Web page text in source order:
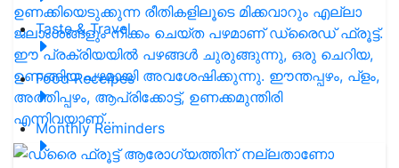
Taste & Travel
Food Receipes
Monthly Reminders
ഉണക്കിയെടുക്കുന്ന രീതികളിലൂടെ മിക്കവാറും എല്ലാ
ജലാംശങ്ങളും നീക്കം ചെയ്ത പഴമാണ് ഡ്രൈഡ് ഫ്രൂട്ട്.
ഈ പ്രക്രിയയിൽ പഴങ്ങൾ ചുരുങ്ങുന്നു, ഒരു ചെറിയ,
ഉണങ്ങിയ പഴമായി അവശേഷിക്കുന്നു. ഈന്തപ്പഴം, പ്ളം,
അത്തിപ്പഴം, ആപ്രിക്കോട്ട്, ഉണക്കമുന്തിരി
എന്നിവയാണ്…